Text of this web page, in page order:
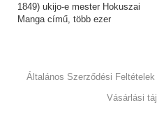
1849) ukijo-e mester Hokuszai
Manga című, több ezer
Általános Szerződési Feltételek
Vásárlási